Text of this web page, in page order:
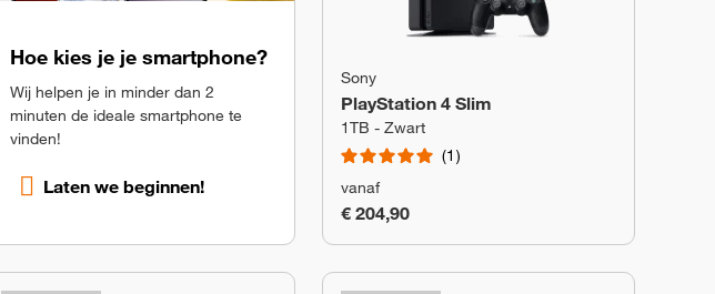
Hoe kies je je smartphone?
Wij helpen je in minder dan 2
minuten de ideale smartphone te
vinden!
Laten we beginnen!
Sony
PlayStation 4 Slim
1TB - Zwart
1
vanaf
€ 204,90